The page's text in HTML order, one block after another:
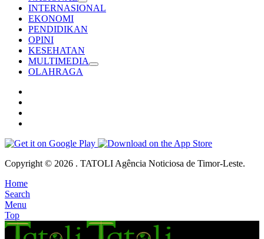
INTERNASIONAL
EKONOMI
PENDIDIKAN
OPINI
KESEHATAN
MULTIMEDIA
OLAHRAGA
Copyright © 2026 . TATOLI Agência Noticiosa de Timor-Leste.
Home
Search
Menu
Top